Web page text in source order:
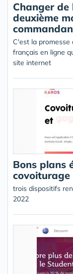
Changer
deuxième
C'est la
français en ligne
site internet
Bons plans
covoiturage
trois dispositifs
2022